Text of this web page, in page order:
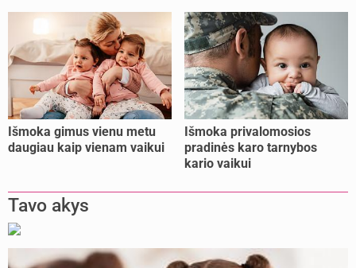
Išmoka gimus vienu metu
daugiau kaip vienam vaikui
Išmoka privalomosios
pradinės karo tarnybos
kario vaikui
Tavo akys